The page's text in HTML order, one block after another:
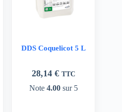
DDS Coquelicot 5 L
28,14 € TTC
Note 4.00sur 5